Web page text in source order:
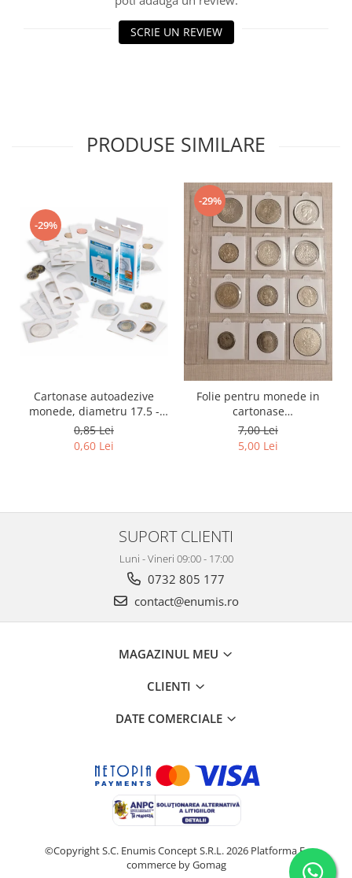
SCRIE UN REVIEW
PRODUSE SIMILARE
-29%
Cartonase autoadezive
monede, diametru 17.5 -
39.5 mm, la bucata
0,85 Lei
0,60 Lei
-29%
Folie pentru monede in
cartonase
adezive/autoadezive, 12
spatii
7,00 Lei
5,00 Lei
SUPORT CLIENTI
Luni - Vineri 09:00 - 17:00
0732 805 177
contact@enumis.ro
MAGAZINUL MEU
CLIENTI
DATE COMERCIALE
©Copyright S.C. Enumis Concept S.R.L. 2026 Platforma E-
commerce by Gomag